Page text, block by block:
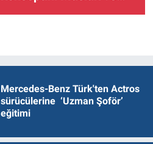
Mercedes-Benz Türk'ten Actros
sürücülerine ‘Uzman Şoför’
eğitimi